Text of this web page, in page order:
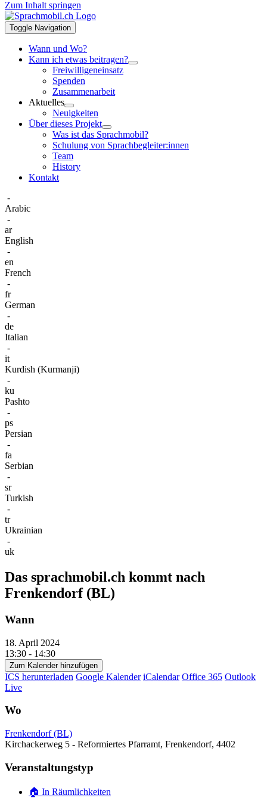
Zum Inhalt springen
Toggle Navigation
Wann und Wo?
Kann ich etwas beitragen?
Freiwilligeneinsatz
Spenden
Zusammenarbeit
Aktuelles
Neuigkeiten
Über dieses Projekt
Was ist das Sprachmobil?
Schulung von Sprachbegleiter:innen
Team
History
Kontakt
-
Arabic
-
ar
English
-
en
French
-
fr
German
-
de
Italian
-
it
Kurdish (Kurmanji)
-
ku
Pashto
-
ps
Persian
-
fa
Serbian
-
sr
Turkish
-
tr
Ukrainian
-
uk
Das sprachmobil.ch kommt nach
Frenkendorf (BL)
Wann
18. April 2024
13:30 - 14:30
Zum Kalender hinzufügen
ICS herunterladen Google Kalender iCalendar Office 365 Outlook
Live
Wo
Frenkendorf (BL)
Kirchackerweg 5 - Reformiertes Pfarramt, Frenkendorf, 4402
Veranstaltungstyp
🏠 In Räumlichkeiten